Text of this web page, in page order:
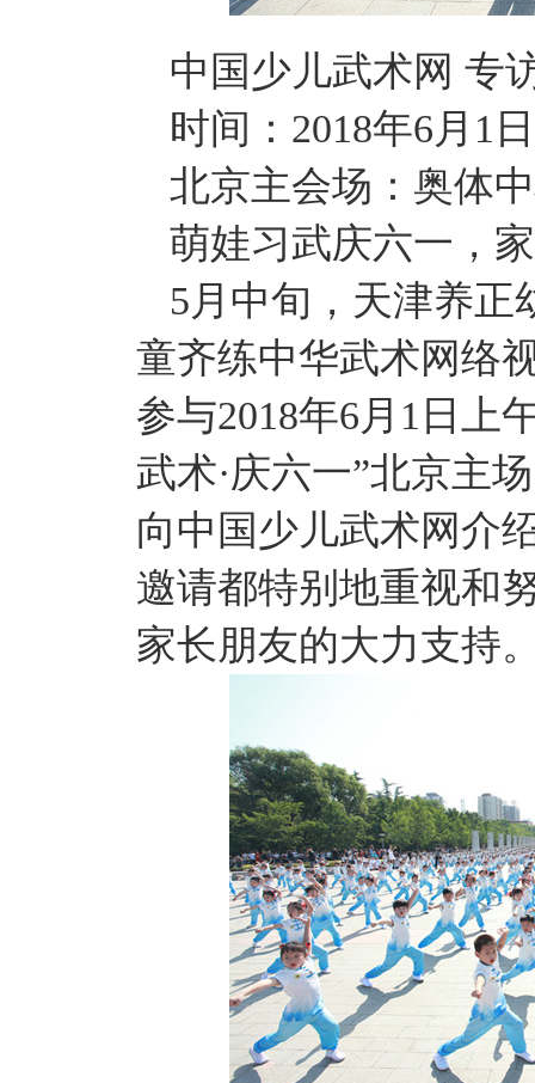
中国少儿武术网 专
时间：2018年6月1日
北京主会场：奥体
萌娃习武庆六一，
5月中旬，天津养正
童齐练中华武术网络
参与2018年6月1日上
武术·庆六一”北京主
向中国少儿武术网介
邀请都特别地重视和
家长朋友的大力支持